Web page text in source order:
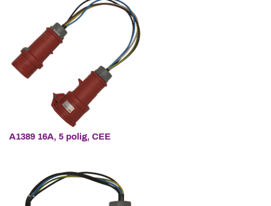
A1389 16A, 5 polig, CEE